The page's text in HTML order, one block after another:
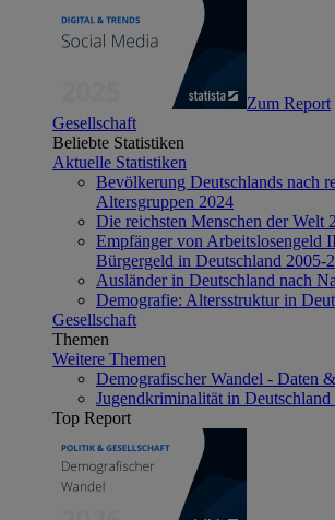
Zum Report
Gesellschaft
Beliebte Statistiken
Aktuelle Statistiken
Bevölkerung Deutschlands nach
Altersgruppen 2024
Die reichsten Menschen der Welt
Empfänger von Arbeitslosengeld
Bürgergeld in Deutschland 2005-
Ausländer in Deutschland nach
Demografie: Altersstruktur in
Gesellschaft
Themen
Weitere Themen
Demografischer Wandel - Daten
Jugendkriminalität in
Top Report